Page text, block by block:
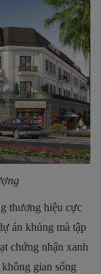
thương hiệu cực
án khủng mà tập
chứng nhận xanh
gian sống